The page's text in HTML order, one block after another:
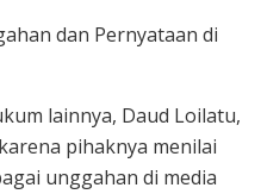
dan Pernyataan di
lainnya, Daud Loilatu,
pihaknya menilai
unggahan di media